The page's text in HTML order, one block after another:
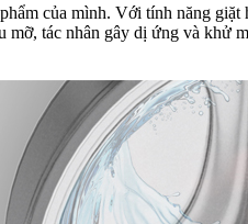
của mình. Với tính năng
tác nhân gây dị ứng và